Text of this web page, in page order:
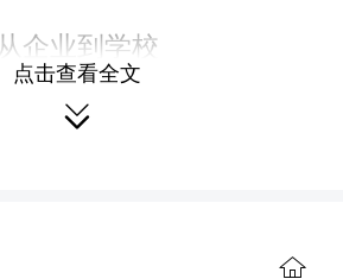
从企业到学校
从城市到乡村
点击查看全文
